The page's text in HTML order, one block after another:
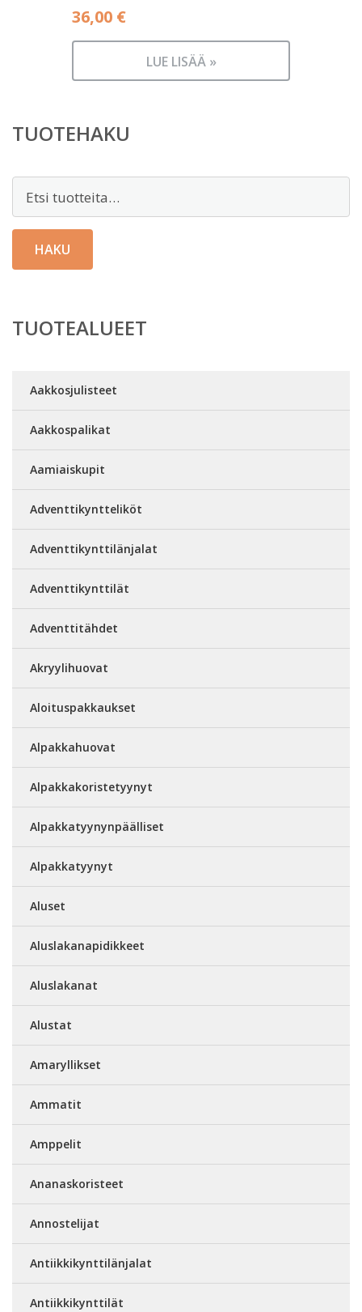
36,00 €
LUE LISÄÄ »
TUOTEHAKU
HAKU
TUOTEALUEET
Aakkosjulisteet
Aakkospalikat
Aamiaiskupit
Adventtikyntteliköt
Adventtikynttilänjalat
Adventtikynttilät
Adventtitähdet
Akryylihuovat
Aloituspakkaukset
Alpakkahuovat
Alpakkakoristetyynyt
Alpakkatyynynpäälliset
Alpakkatyynyt
Aluset
Aluslakanapidikkeet
Aluslakanat
Alustat
Amaryllikset
Ammatit
Amppelit
Ananaskoristeet
Annostelijat
Antiikkikynttilänjalat
Antiikkikynttilät